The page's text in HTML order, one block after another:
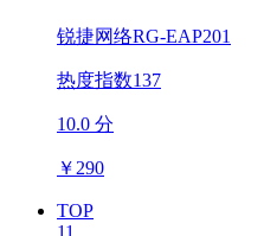
锐捷网络RG-EAP201
热度指数137
10.0 分
￥ 290
TOP
11